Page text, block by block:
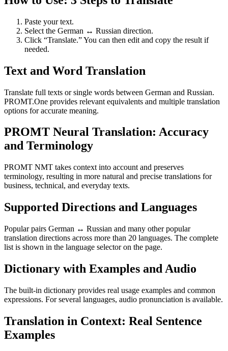
Paste your text.
Select the German ↔ Russian direction.
Click “Translate.” You can then edit and copy the result if
needed.
Text and Word Translation
Translate full texts or single words between German and Russian.
PROMT.One provides relevant equivalents and multiple translation
options for accurate meaning.
PROMT Neural Translation: Accuracy
and Terminology
PROMT NMT takes context into account and preserves
terminology, resulting in more natural and precise translations for
business, technical, and everyday texts.
Supported Directions and Languages
Popular pairs German ↔ Russian and many other popular
translation directions across more than 20 languages. The complete
list is shown in the language selector on the page.
Dictionary with Examples and Audio
The built-in dictionary provides real usage examples and common
expressions. For several languages, audio pronunciation is available.
Translation in Context: Real Sentence
Examples